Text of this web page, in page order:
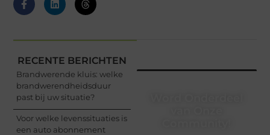
RECENTE BERICHTEN
Brandwerende kluis: welke
brandwerendheidsduur
past bij uw situatie?
Voor welke levenssituaties is
een auto abonnement